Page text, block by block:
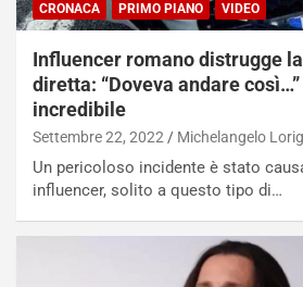
CRONACA PRIMO PIANO VIDEO
Influencer romano distrugge
diretta: “Doveva andare così…”
incredibile
Settembre 22, 2022 Michelangelo
Un pericoloso incidente è stato
influencer, solito a questo tipo di…
NOTIZIE
s
s
a
n
Q
a
s